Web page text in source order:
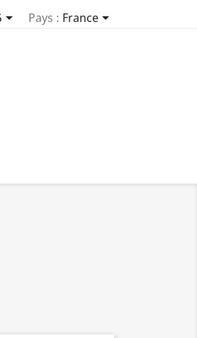
 Pays : France